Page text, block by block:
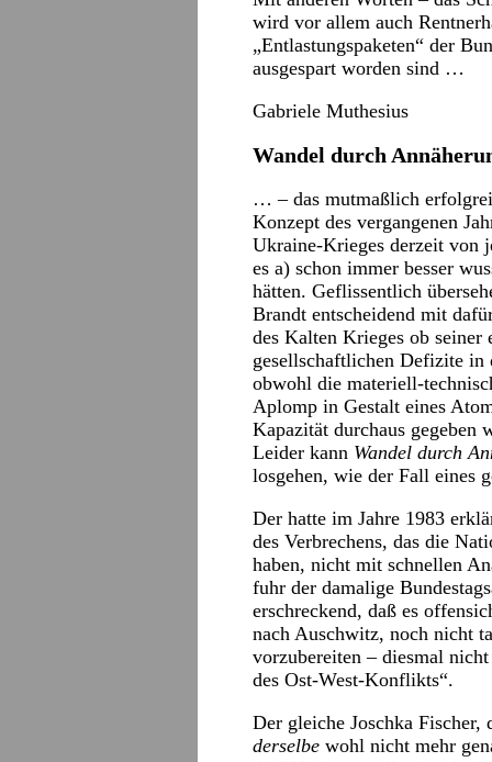
wird vor allem auch
„Entlastungspaketen“ der
ausgespart worden sind …
Gabriele Muthesius
Wandel durch
… – das mutmaßlich
Konzept des vergangenen
Ukraine-Krieges derzeit von
es a) schon immer besser
hätten. Geflissentlich
Brandt entscheidend mit
des Kalten Krieges ob seiner
gesellschaftlichen Defizite in
obwohl die materiell-
Aplomp in Gestalt eines
Kapazität durchaus gegeben
Leider kann Wandel durch
losgehen, wie der Fall eines
Der hatte im Jahre 1983
des Verbrechens, das die
haben, nicht mit schnellen
fuhr der damalige
erschreckend, daß es
nach Auschwitz, noch nicht
vorzubereiten – diesmal
des Ost-West-Konflikts“.
Der gleiche Joschka Fischer,
derselbe wohl nicht mehr